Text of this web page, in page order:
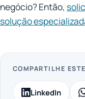
negócio? Então,
solução
COMPARTILHE
LinkedIn